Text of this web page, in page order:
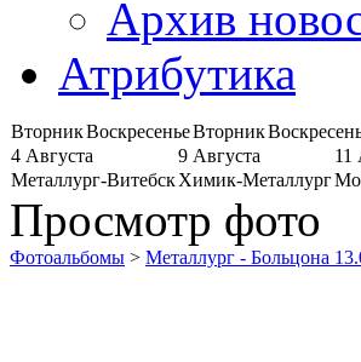
Архив
Атрибутика
ВторникВоскресеньеВторник
4 Августа
9 Августа 11
Металлург-ВитебскХимик-Металлург
Просмотр фото
Фотоальбомы > Металлург - Больцона